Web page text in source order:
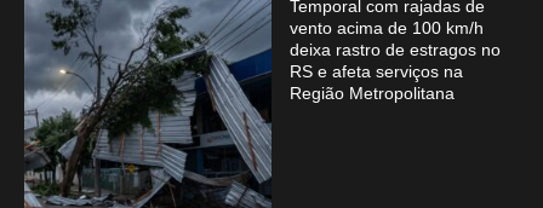
Temporal com rajadas de
vento acima de 100 km/h
deixa rastro de estragos no
RS e afeta serviços na
Região Metropolitana